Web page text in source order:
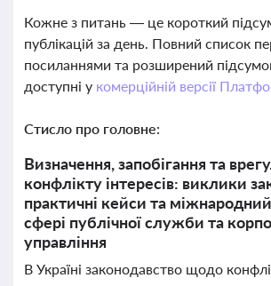
Кожне з питань — це короткий
публікацій за день. Повний список
посиланнями та розширений
доступні у комерційній версії
Стисло про головне:
Визначення, запобігання та
конфлікту інтересів: виклики
практичні кейси та
сфері публічної служби та
управління
В Україні законодавство щодо